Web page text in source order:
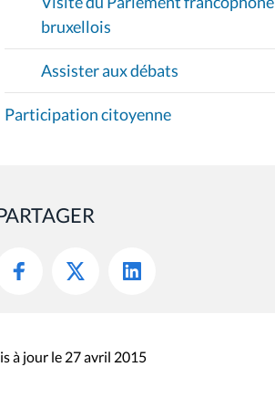
bruxellois
Assister aux débats
Participation citoyenne
à jour le 27 avril 2015